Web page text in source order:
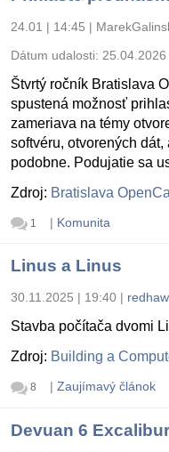
24.01 | 14:45 |
Dátum udalosti: 25.04.2026
Štvrtý ročník Bratislava
spustená možnosť
zameriava na témy
softvéru, otvorených
podobne. Podujatie sa
Zdroj: Bratislava
1 | Komunita
Linus a Linus
30.11.2025 | 19:40 |
Stavba počítača dvomi
Zdroj: Building a
8 | Zaujímavý článok
Devuan 6